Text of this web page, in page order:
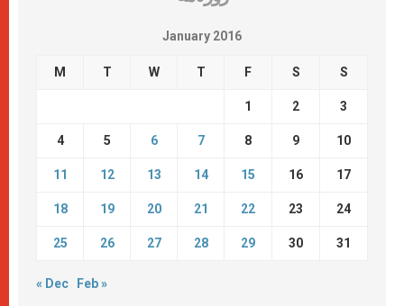
January 2016
M T W T F S S
1 2 3
4 5 6 7 8 9 10
11 12 13 14 15 16 17
18 19 20 21 22 23 24
25 26 27 28 29 30 31
« Dec Feb »